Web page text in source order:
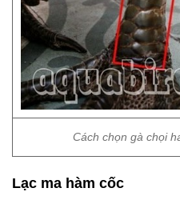
Cách chọn gà chọi
Lạc ma hàm cốc